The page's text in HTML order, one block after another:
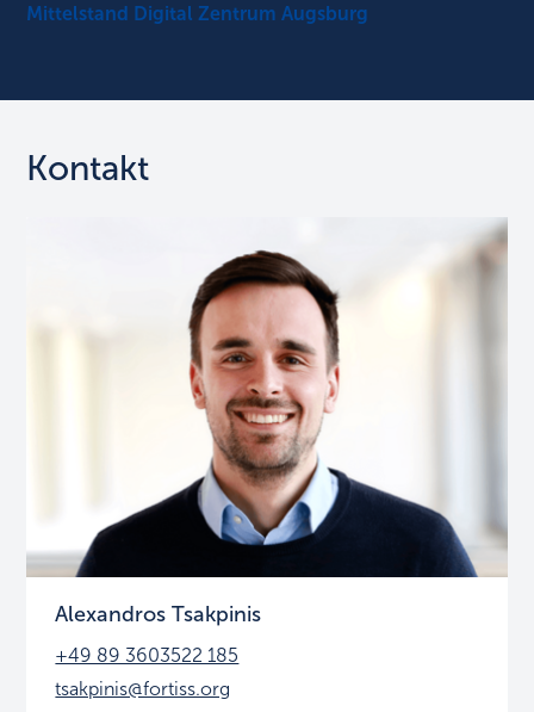
Mittelstand Digital Zentrum Augsburg
Kontakt
Alexandros Tsakpinis
+49 89 3603522 185
tsakpinis@fortiss.org